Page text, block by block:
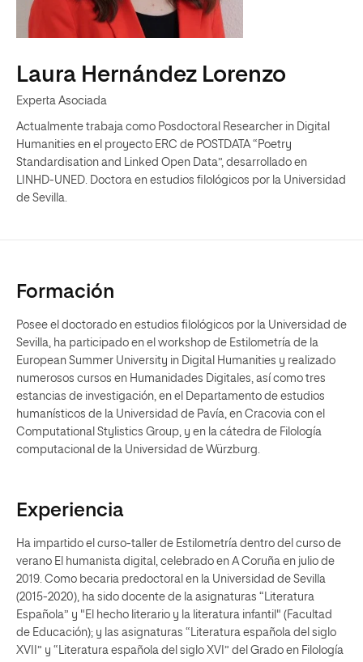
Laura Hernández Lorenzo
Experta Asociada
Actualmente trabaja como Posdoctoral Researcher in Digital
Humanities en el proyecto ERC de POSTDATA “Poetry
Standardisation and Linked Open Data”, desarrollado en
LINHD-UNED. Doctora en estudios filológicos por la Universidad
de Sevilla.
Formación
Posee el doctorado en estudios filológicos por la Universidad de
Sevilla, ha participado en el workshop de Estilometría de la
European Summer University in Digital Humanities y realizado
numerosos cursos en Humanidades Digitales, así como tres
estancias de investigación, en el Departamento de estudios
humanísticos de la Universidad de Pavía, en Cracovia con el
Computational Stylistics Group, y en la cátedra de Filología
computacional de la Universidad de Würzburg.
Experiencia
Ha impartido el curso-taller de Estilometría dentro del curso de
verano El humanista digital, celebrado en A Coruña en julio de
2019. Como becaria predoctoral en la Universidad de Sevilla
(2015-2020), ha sido docente de la asignaturas “Literatura
Española” y "El hecho literario y la literatura infantil" (Facultad
de Educación); y las asignaturas “Literatura española del siglo
XVII” y “Literatura española del siglo XVI” del Grado en Filología